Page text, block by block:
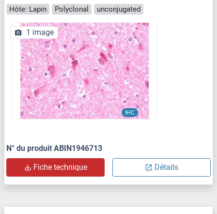
Hôte: Lapin
Polyclonal unconjugated
IHC
1 image
N° du produit ABIN1946713
Fiche technique Détails